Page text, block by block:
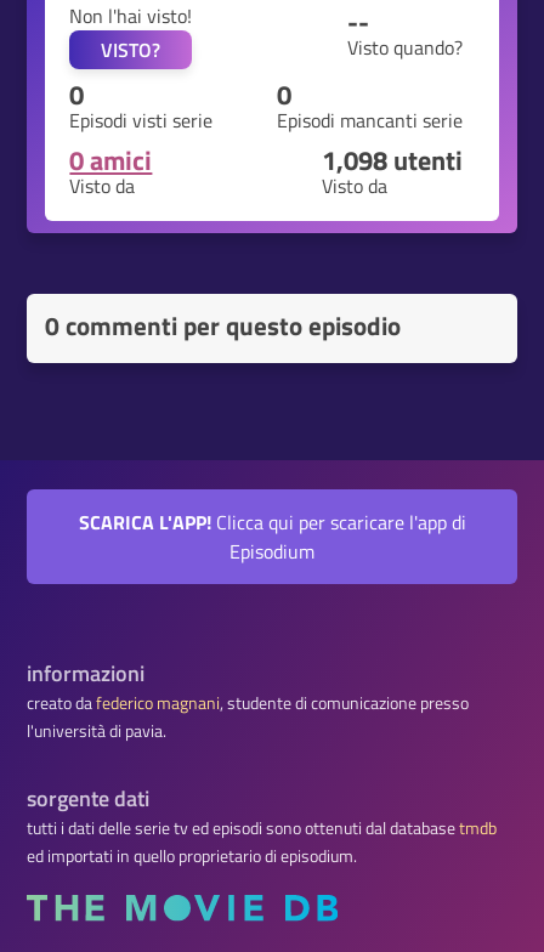
Non l'hai visto!
VISTO?
--
Visto quando?
0
Episodi visti serie
0
Episodi mancanti serie
0 amici
Visto da
1,098utenti
Visto da
0 commenti per questo episodio
SCARICA L'APP!Clicca qui per scaricare l'app di
Episodium
informazioni
creato dafederico magnani, studente di comunicazione presso
l'università di pavia.
sorgente dati
tutti i dati delle serie tv ed episodi sono ottenuti dal databasetmdb
ed importati in quello proprietario di episodium.